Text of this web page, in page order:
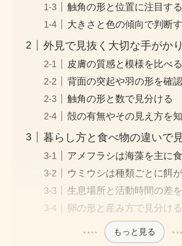
触角の形と位置に注目する
大きさと色の傾向で判断
外見で見抜く大切な手がかり
皮膚の質感と模様を比べる
背面の突起や羽の形を確
触角の形と数で見分ける
殻の有無やその見え方を
暮らし方と食べ物の違いで
アメフラシは海藻を主に
ウミウシは種類ごとに餌
生息場所と活動時間の差
卵の形と産み方で見分ける
もっと見る